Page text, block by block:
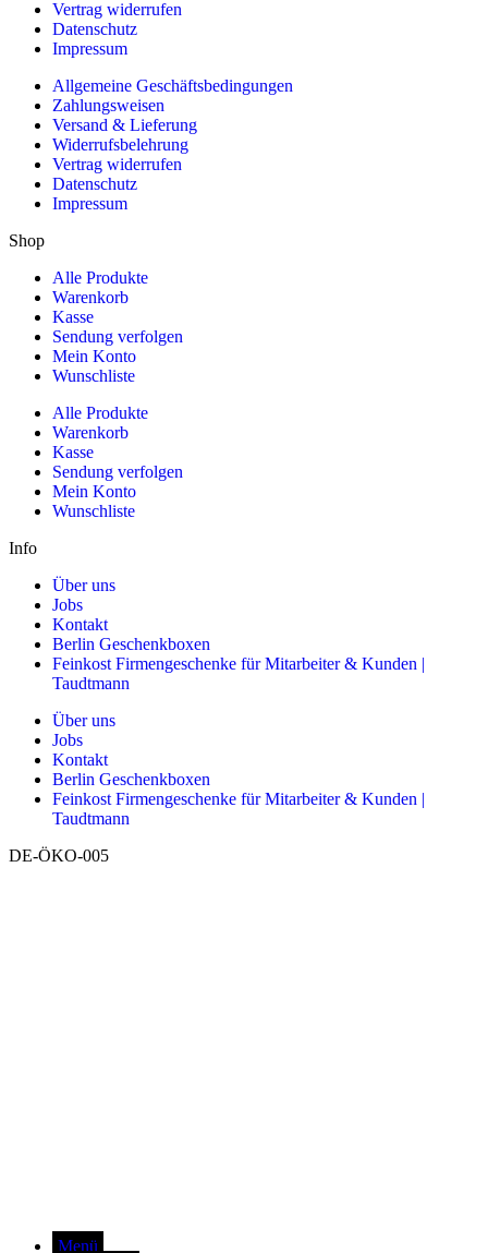
Vertrag widerrufen
Datenschutz
Impressum
Allgemeine Geschäftsbedingungen
Zahlungsweisen
Versand & Lieferung
Widerrufsbelehrung
Vertrag widerrufen
Datenschutz
Impressum
Shop
Alle Produkte
Warenkorb
Kasse
Sendung verfolgen
Mein Konto
Wunschliste
Alle Produkte
Warenkorb
Kasse
Sendung verfolgen
Mein Konto
Wunschliste
Info
Über uns
Jobs
Kontakt
Berlin Geschenkboxen
Feinkost Firmengeschenke für Mitarbeiter & Kunden |
Taudtmann
Über uns
Jobs
Kontakt
Berlin Geschenkboxen
Feinkost Firmengeschenke für Mitarbeiter & Kunden |
Taudtmann
DE-ÖKO-005
Menü